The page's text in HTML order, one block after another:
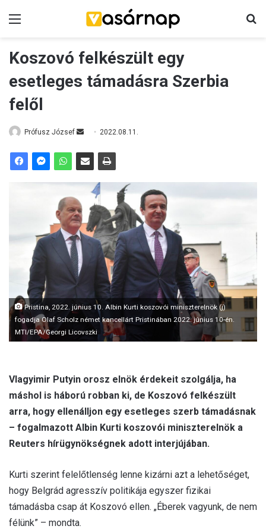
Koszovó felkészült egy
esetleges támadásra Szerbia
felől
Prófusz József
n
m
2022.08.11.
Pristina, 2022. június 10. Albin Kurti koszovói miniszterelnök (j)
fogadja Olaf Scholz német kancellárt Pristinában 2022. június 10-én.
MTI/EPA/Georgi Licovszki
Vlagyimir Putyin orosz elnök érdekeit szolgálja, ha
máshol is háború robban ki, de Koszovó felkészült
arra, hogy ellenálljon egy esetleges szerb támadásnak
– fogalmazott Albin Kurti koszovói miniszterelnök a
Reuters hírügynökségnek adott interjújában.
Kurti szerint felelőtlenség lenne kizárni azt a lehetőséget,
hogy Belgrád agresszív politikája egyszer fizikai
támadásba csap át Koszovó ellen. „Éberek vagyunk, de nem
félünk” – mondta.